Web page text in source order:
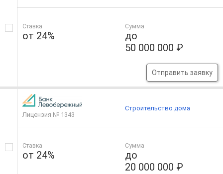
Ставка
от 24%
Сумма
до
50 000 000 ₽
Отправить заявку
Лицензия № 1343
Ставка
от 24%
Сумма
до
20 000 000 ₽
Строительство дома